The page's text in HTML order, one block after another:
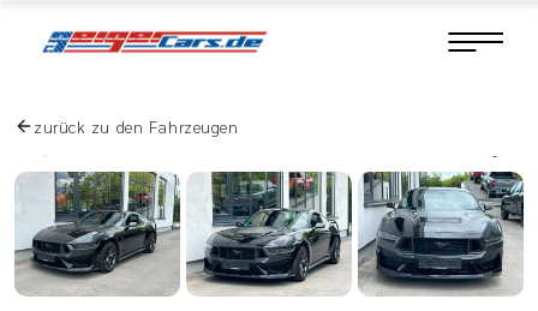
zurück zu den Fahrzeugen